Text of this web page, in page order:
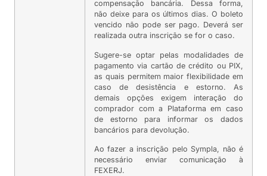
compensação bancária. Dessa forma,
não deixe para os últimos dias. O boleto
vencido não pode ser pago. Deverá ser
realizada outra inscrição se for o caso.
Sugere-se optar pelas modalidades de
pagamento via cartão de crédito ou PIX,
as quais permitem maior flexibilidade em
caso de desistência e estorno. As
demais opções exigem interação do
comprador com a Plataforma em caso
de estorno para informar os dados
bancários para devolução.
Ao fazer a inscrição pelo Sympla, não é
necessário enviar comunicação à
FEXERJ.